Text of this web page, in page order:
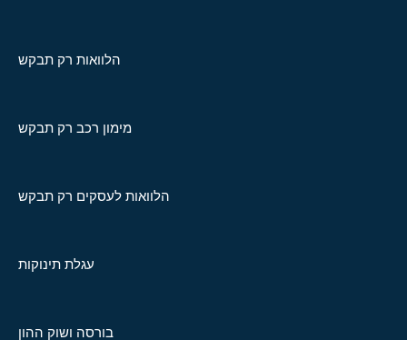
הלוואות רק תבקש
מימון רכב רק תבקש
הלוואות לעסקים רק תבקש
עגלת תינוקות
בורסה ושוק ההון